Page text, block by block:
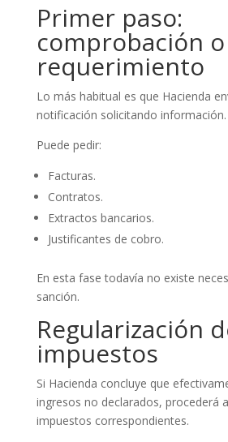
Primer paso:
comprobación o
requerimiento
Lo más habitual es que Hacienda
notificación solicitando información.
Puede pedir:
Facturas.
Contratos.
Extractos bancarios.
Justificantes de cobro.
En esta fase todavía no existe
sanción.
Regularización
impuestos
Si Hacienda concluye que
ingresos no declarados, procederá
impuestos correspondientes.